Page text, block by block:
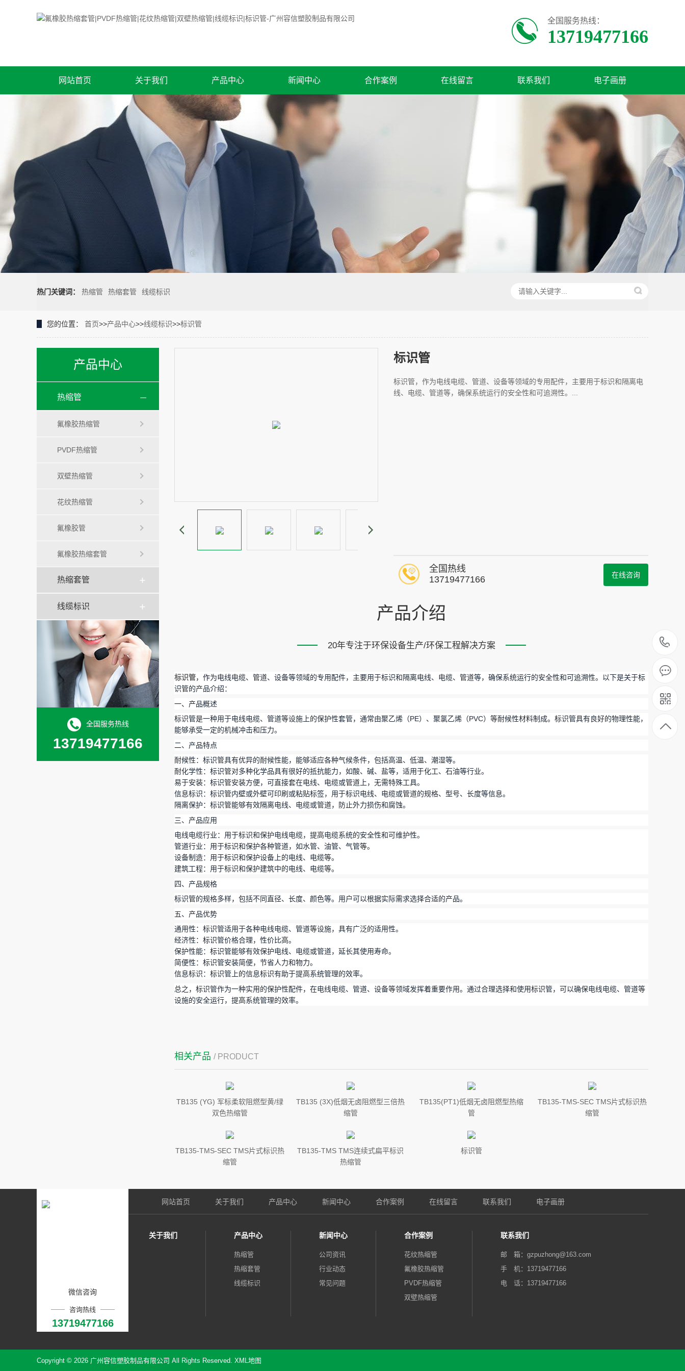
全国服务热线：
13719477166
网站首页 关于我们 产品中心 新闻中心 合作案例 在线留言 联系我们 电子画册
热门关键词： 热缩管 热缩套管 线缆标识
您的位置： 首页>>产品中心>>线缆标识>>标识管
产品中心
热缩管
氟橡胶热缩管
PVDF热缩管
双壁热缩管
花纹热缩管
氟橡胶管
氟橡胶热缩套管
热缩套管
线缆标识
全国服务热线
13719477166
标识管
标识管，作为电线电缆、管道、设备等领域的专用配件，主要用于标识和隔离电
线、电缆、管道等，确保系统运行的安全性和可追溯性。...
在线咨询
全国热线
13719477166
产品介绍
20年专注于环保设备生产/环保工程解决方案
标识管，作为电线电缆、管道、设备等领域的专用配件，主要用于标识和隔离电线、电缆、管道等，确保系统运行的安全性和可追溯性。以下是关于标
识管的产品介绍：
一、产品概述
标识管是一种用于电线电缆、管道等设施上的保护性套管，通常由聚乙烯（PE）、聚氯乙烯（PVC）等耐候性材料制成。标识管具有良好的物理性能，
能够承受一定的机械冲击和压力。
二、产品特点
耐候性：标识管具有优异的耐候性能，能够适应各种气候条件，包括高温、低温、潮湿等。
耐化学性：标识管对多种化学品具有很好的抵抗能力，如酸、碱、盐等，适用于化工、石油等行业。
易于安装：标识管安装方便，可直接套在电线、电缆或管道上，无需特殊工具。
信息标识：标识管内壁或外壁可印刷或粘贴标签，用于标识电线、电缆或管道的规格、型号、长度等信息。
隔离保护：标识管能够有效隔离电线、电缆或管道，防止外力损伤和腐蚀。
三、产品应用
电线电缆行业：用于标识和保护电线电缆，提高电缆系统的安全性和可维护性。
管道行业：用于标识和保护各种管道，如水管、油管、气管等。
设备制造：用于标识和保护设备上的电线、电缆等。
建筑工程：用于标识和保护建筑中的电线、电缆等。
四、产品规格
标识管的规格多样，包括不同直径、长度、颜色等。用户可以根据实际需求选择合适的产品。
五、产品优势
通用性：标识管适用于各种电线电缆、管道等设施，具有广泛的适用性。
经济性：标识管价格合理，性价比高。
保护性能：标识管能够有效保护电线、电缆或管道，延长其使用寿命。
简便性：标识管安装简便，节省人力和物力。
信息标识：标识管上的信息标识有助于提高系统管理的效率。
总之，标识管作为一种实用的保护性配件，在电线电缆、管道、设备等领域发挥着重要作用。通过合理选择和使用标识管，可以确保电线电缆、管道等
设施的安全运行，提高系统管理的效率。
相关产品 / PRODUCT
TB135 (YG) 军标柔软阻燃型黄/绿
双色热缩管
TB135 (3X)低烟无卤阻燃型三倍热
缩管
TB135(PT1)低烟无卤阻燃型热缩
管
TB135-TMS-SEC TMS片式标识热
缩管
TB135-TMS-SEC TMS片式标识热
缩管
TB135-TMS TMS连续式扁平标识
热缩管
标识管
微信咨询
咨询热线
13719477166
网站首页 关于我们 产品中心 新闻中心 合作案例 在线留言 联系我们 电子画册
关于我们 产品中心
热缩管
热缩套管
线缆标识
新闻中心
公司资讯
行业动态
常见问题
合作案例
花纹热缩管
氟橡胶热缩管
PVDF热缩管
双壁热缩管
联系我们
邮 箱：gzpuzhong@163.com‬
手 机：13719477166
电 话：13719477166
Copyright © 2026 广州容信塑胶制品有限公司 All Rights Reserved. XML地图